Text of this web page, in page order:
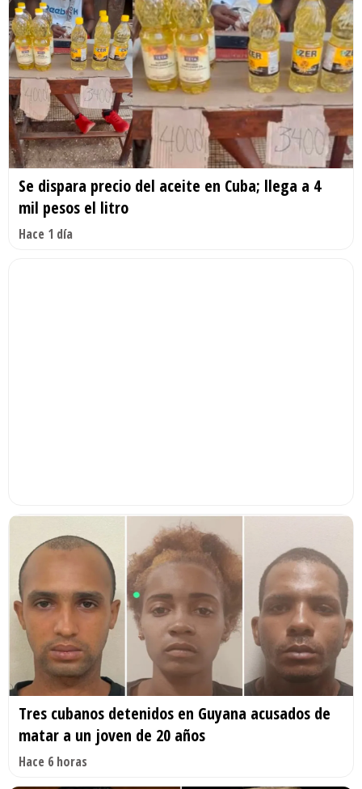
Se dispara precio del aceite en Cuba; llega a 4
mil pesos el litro
Hace 1 día
Tres cubanos detenidos en Guyana acusados de
matar a un joven de 20 años
Hace 6 horas